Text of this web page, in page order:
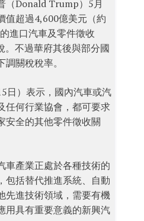
（Donald Trump）5月
值超過4,600億美元（約
進口汽車及零件徵收
。不過華府其後與部分國
關稅稅率。
日）表示，國內汽車或汽
任何行業協會，都可要求
安全的其他零件徵收關
車產業正處於各種技術的
包括替代推進系統、自動
先進技術領域，需要有機
用具有重要意義的新興汽